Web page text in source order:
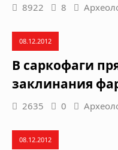
8922 8
08.12.2012
В саркофаги
заклинания
2635 0
08.12.2012